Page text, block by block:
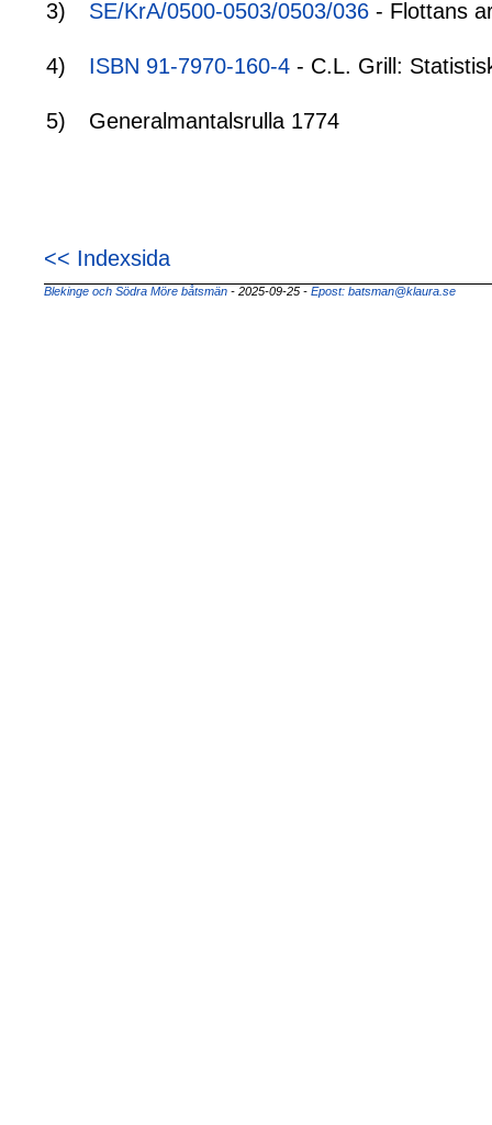
3) SE/KrA/0500-0503/0503/036 - Flottans
4) ISBN 91-7970-160-4 - C.L. Grill:
5) Generalmantalsrulla 1774
<< Indexsida
Blekinge och Södra Möre båtsmän - 2025-09-25 - Epost: batsman@klaura.se